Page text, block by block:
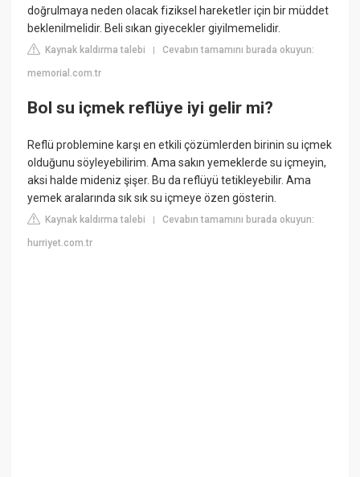
doğrulmaya neden olacak fiziksel hareketler için bir müddet
beklenilmelidir. Beli sıkan giyecekler giyilmemelidir.
Kaynak kaldırma talebi |Cevabın tamamını burada okuyun:
memorial.com.tr
Bol su içmek reflüye iyi gelir mi?
Reflü problemine karşı en etkili çözümlerden birinin su içmek
olduğunu söyleyebilirim. Ama sakın yemeklerde su içmeyin,
aksi halde mideniz şişer. Bu da reflüyü tetikleyebilir. Ama
yemek aralarında sık sık su içmeye özen gösterin.
Kaynak kaldırma talebi |Cevabın tamamını burada okuyun:
hurriyet.com.tr